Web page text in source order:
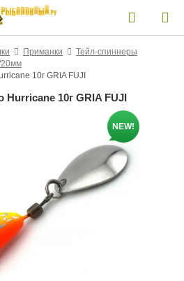
Приманки
Тейл-спиннеры
20мм
10г GRIA FUJI
Hurricane 10г GRIA FUJI
NEW!